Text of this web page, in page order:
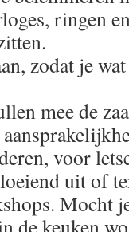
ringen
zodat je
mee de
voor
uit of
Mocht
de keuken